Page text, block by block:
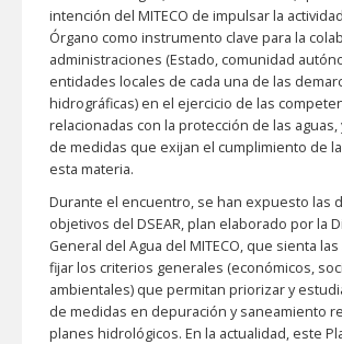
intención del MITECO de impulsar la
Órgano como instrumento clave para la
administraciones (Estado, comunidad
entidades locales de cada una de las
hidrográficas) en el ejercicio de las
relacionadas con la protección de las aguas,
de medidas que exijan el cumplimiento de
esta materia.
Durante el encuentro, se han expuesto las
objetivos del DSEAR, plan elaborado por la
General del Agua del MITECO, que sienta
fijar los criterios generales (económicos,
ambientales) que permitan priorizar y
de medidas en depuración y saneamiento
planes hidrológicos. En la actualidad, este